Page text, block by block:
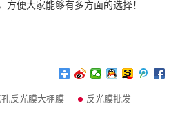
方便大家能够有多方面的选择！
反光膜大棚膜 反光膜批发